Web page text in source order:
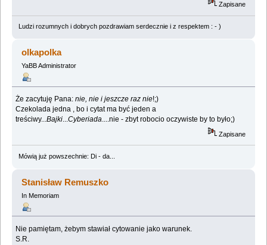
Zapisane
Ludzi rozumnych i dobrych pozdrawiam serdecznie i z respektem : - )
olkapolka
YaBB Administrator
Że zacytuję Pana:nie, nie i jeszcze raz nie!;)
Czekolada jedna , bo i cytat ma być jeden a
treściwy...Bajki...Cyberiada....nie - zbyt robocio oczywiste by to było;)
Zapisane
Mówią już powszechnie: Di - da...
Stanisław Remuszko
In Memoriam
Nie pamiętam, żebym stawiał cytowanie jako warunek.
S.R.